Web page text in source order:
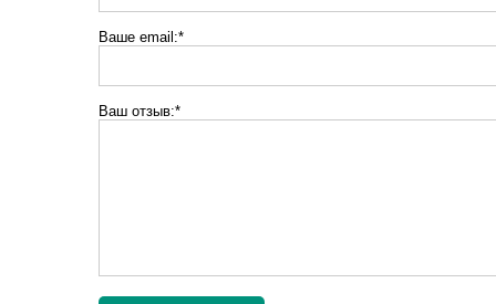
Ваше email:*
Ваш отзыв:*